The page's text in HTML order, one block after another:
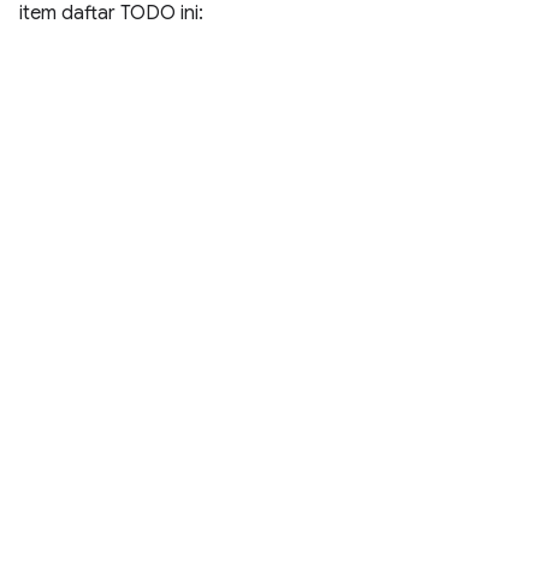
item daftar TODO ini: